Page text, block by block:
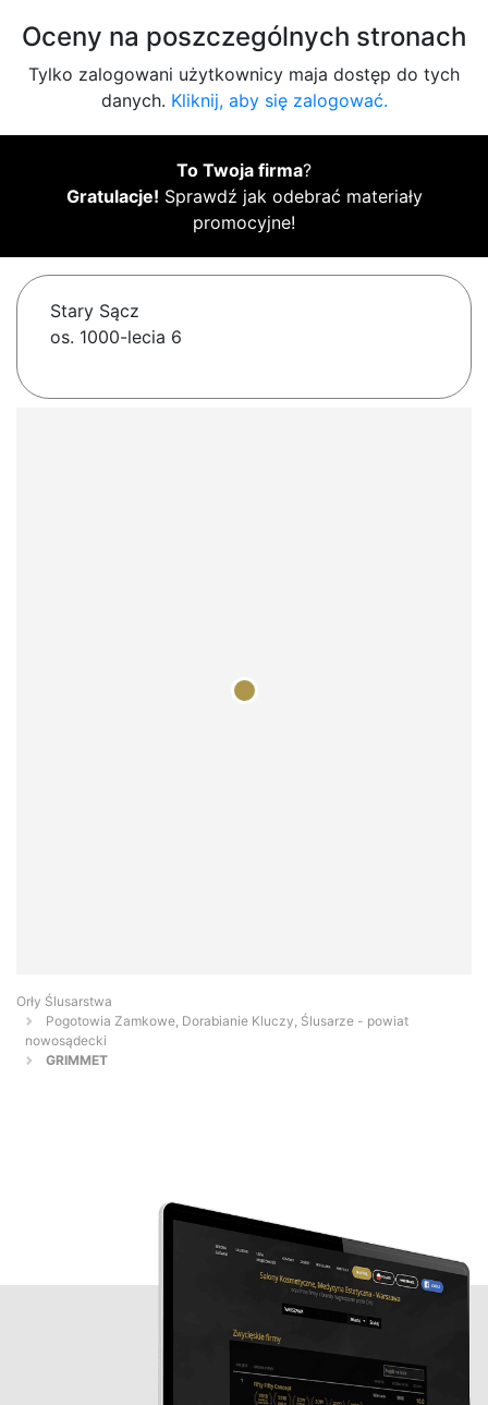
Oceny na poszczególnych stronach
Tylko zalogowani użytkownicy maja dostęp do tych
danych. Kliknij, aby się zalogować.
To Twoja firma?
Gratulacje! Sprawdź jak odebrać materiały
promocyjne!
Stary Sącz
os. 1000-lecia 6
Orły Ślusarstwa
Pogotowia Zamkowe, Dorabianie Kluczy, Ślusarze - powiat
nowosądecki
GRIMMET